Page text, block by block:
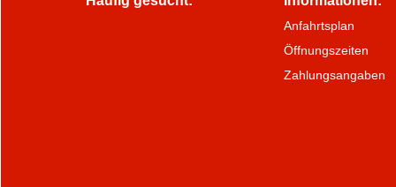
Anfahrtsplan
Öffnungszeiten
Zahlungsangaben